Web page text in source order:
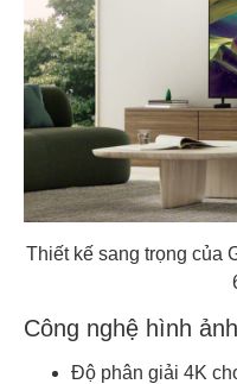
Thiết kế sang trọng của
Công nghệ hình
Độ phân giải 4K